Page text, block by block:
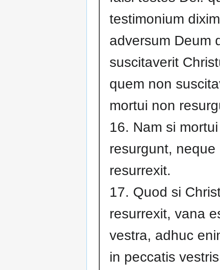
testimonium
adversum Deum
suscitaverit
quem non
mortui non
16. Nam si
resurgunt, neque
resurrexit.
17. Quod si
resurrexit, vana
vestra, adhuc
in peccatis